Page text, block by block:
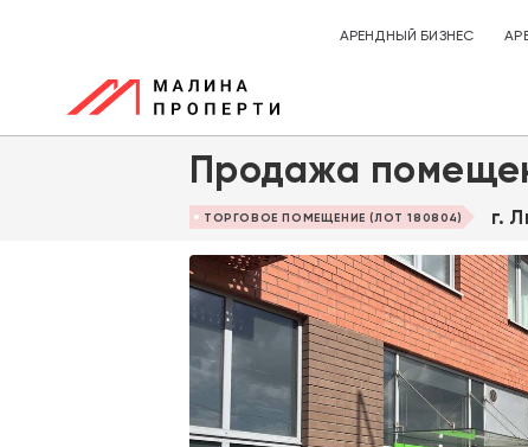
АРЕНДНЫЙ БИЗНЕС
Продажа
ТОРГОВОЕ ПОМЕЩЕНИЕ (ЛОТ 180804) г.